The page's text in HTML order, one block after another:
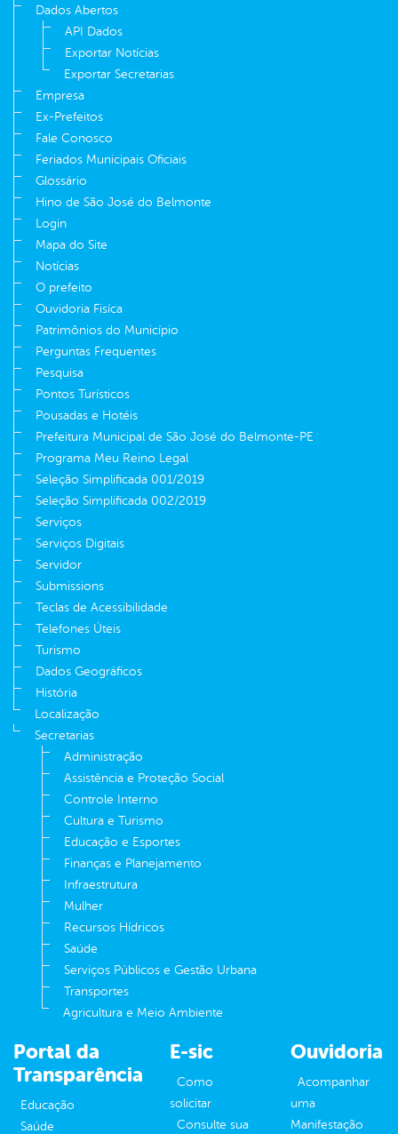
Dados Abertos
API Dados
Exportar Notícias
Exportar Secretarias
Empresa
Ex-Prefeitos
Fale Conosco
Feriados Municipais Oficiais
Glossário
Hino de São José do Belmonte
Login
Mapa do Site
Notícias
O prefeito
Ouvidoria Fisíca
Patrimônios do Município
Perguntas Frequentes
Pesquisa
Pontos Turísticos
Pousadas e Hotéis
Prefeitura Municipal de São José do Belmonte-PE
Programa Meu Reino Legal
Seleção Simplificada 001/2019
Seleção Simplificada 002/2019
Serviços
Serviços Digitais
Servidor
Submissions
Teclas de Acessibilidade
Telefones Úteis
Turismo
Dados Geográficos
História
Localização
Secretarias
Administração
Assistência e Proteção Social
Controle Interno
Cultura e Turismo
Educação e Esportes
Finanças e Planejamento
Infraestrutura
Mulher
Recursos Hídricos
Saúde
Serviços Públicos e Gestão Urbana
Transportes
Agricultura e Meio Ambiente
Portal da
Transparência
Educação
Saúde
E-sic
Como
solicitar
Consulte sua
Ouvidoria
Acompanhar
uma
Manifestação